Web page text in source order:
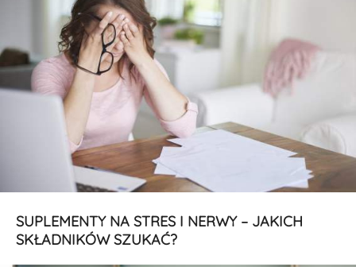
SUPLEMENTY NA STRES I NERWY – JAKICH
SKŁADNIKÓW SZUKAĆ?